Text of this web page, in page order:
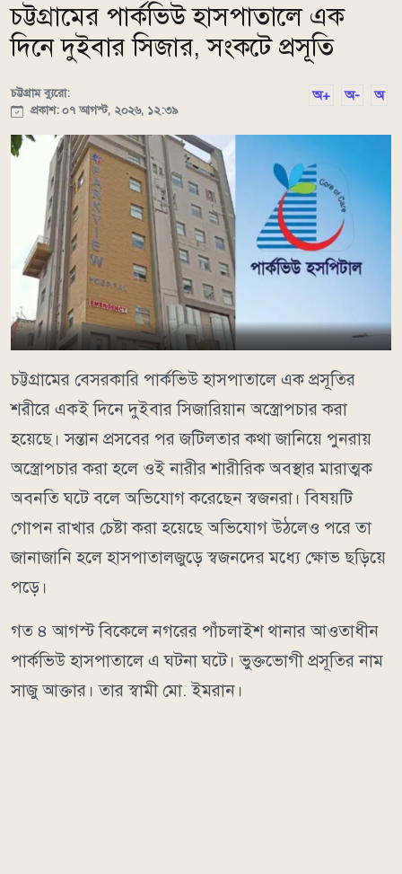
চট্টগ্রামের পার্কভিউ হাসপাতালে এক
দিনে দুইবার সিজার, সংকটে প্রসূতি
চট্টগ্রাম ব্যুরো:
প্রকাশ: ০৭ আগস্ট, ২০২৬, ১২:৩৯
অ+ অ- অ
চট্টগ্রামের বেসরকারি পার্কভিউ হাসপাতালে এক প্রসূতির
শরীরে একই দিনে দুইবার সিজারিয়ান অস্ত্রোপচার করা
হয়েছে। সন্তান প্রসবের পর জটিলতার কথা জানিয়ে পুনরায়
অস্ত্রোপচার করা হলে ওই নারীর শারীরিক অবস্থার মারাত্মক
অবনতি ঘটে বলে অভিযোগ করেছেন স্বজনরা। বিষয়টি
গোপন রাখার চেষ্টা করা হয়েছে অভিযোগ উঠলেও পরে তা
জানাজানি হলে হাসপাতালজুড়ে স্বজনদের মধ্যে ক্ষোভ ছড়িয়ে
পড়ে।
গত ৪ আগস্ট বিকেলে নগরের পাঁচলাইশ থানার আওতাধীন
পার্কভিউ হাসপাতালে এ ঘটনা ঘটে। ভুক্তভোগী প্রসূতির নাম
সাজু আক্তার। তার স্বামী মো. ইমরান।